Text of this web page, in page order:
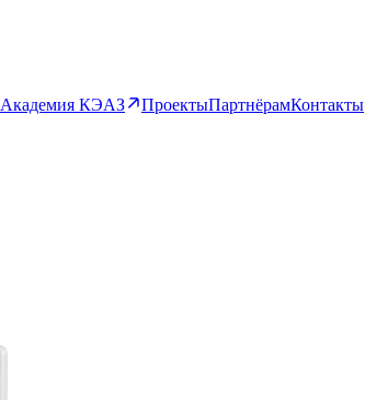
Академия КЭАЗ ПроектыПартнёрамКонтакты